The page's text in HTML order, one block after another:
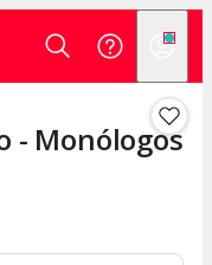
- Monólogos